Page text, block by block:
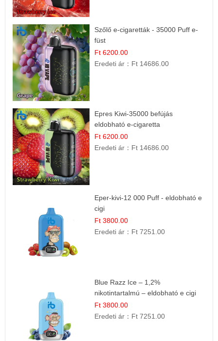
Szőlő e-cigaretták - 35000 Puff e-
füst
Ft 6200.00
Eredeti ár： Ft 14686.00
Epres Kiwi-35000 befújás
eldobható e-cigaretta
Ft 6200.00
Eredeti ár： Ft 14686.00
Eper-kivi-12 000 Puff - eldobható e
cigi
Ft 3800.00
Eredeti ár： Ft 7251.00
Blue Razz Ice – 1,2%
nikotintartalmú – eldobható e cigi
Ft 3800.00
Eredeti ár： Ft 7251.00